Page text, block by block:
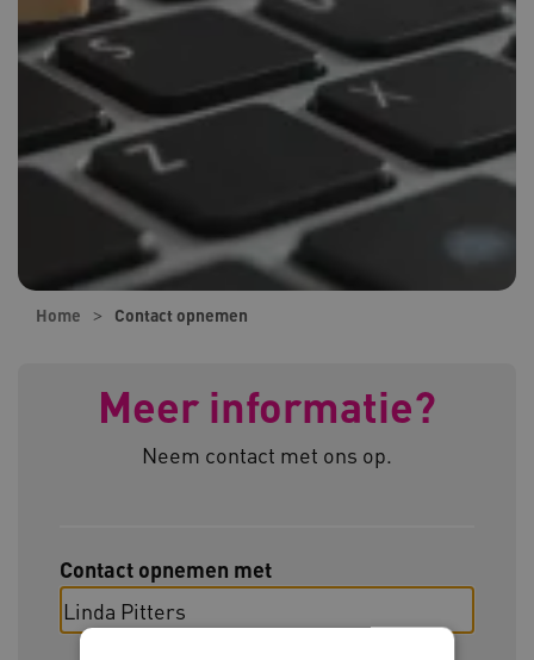
Home Contact opnemen
Meer informatie?
Neem contact met ons op.
Contact opnemen met